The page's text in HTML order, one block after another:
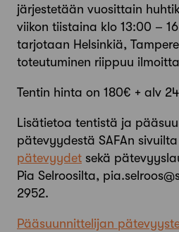
järjestetään vuosittain
viikon tiistaina klo 13:00 –
tarjotaan Helsinkiä,
toteutuminen riippuu
Tentin hinta on 180€ + alv
Lisätietoa tentistä ja
pätevyydestä SAFAn
pätevyydet sekä
Pia Selroosilta,
2952.
Pääsuunnittelijan